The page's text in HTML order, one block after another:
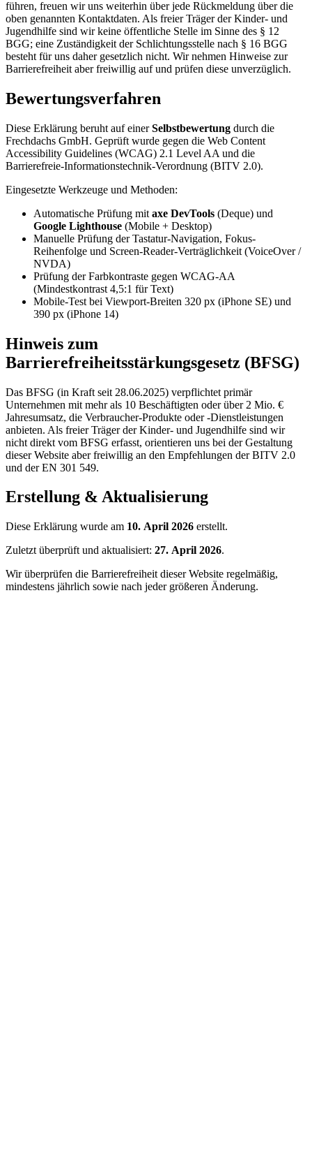
führen, freuen wir uns weiterhin über jede Rückmeldung über die
oben genannten Kontaktdaten. Als freier Träger der Kinder- und
Jugendhilfe sind wir keine öffentliche Stelle im Sinne des § 12
BGG; eine Zuständigkeit der Schlichtungsstelle nach § 16 BGG
besteht für uns daher gesetzlich nicht. Wir nehmen Hinweise zur
Barrierefreiheit aber freiwillig auf und prüfen diese unverzüglich.
Bewertungsverfahren
Diese Erklärung beruht auf einerSelbstbewertung durch die
Frechdachs GmbH. Geprüft wurde gegen die Web Content
Accessibility Guidelines (WCAG) 2.1 Level AA und die
Barrierefreie-Informationstechnik-Verordnung (BITV 2.0).
Eingesetzte Werkzeuge und Methoden:
Automatische Prüfung mit axe DevTools (Deque) und
Google Lighthouse (Mobile + Desktop)
Manuelle Prüfung der Tastatur-Navigation, Fokus-
Reihenfolge und Screen-Reader-Verträglichkeit (VoiceOver /
NVDA)
Prüfung der Farbkontraste gegen WCAG-AA
(Mindestkontrast 4,5:1 für Text)
Mobile-Test bei Viewport-Breiten 320 px (iPhone SE) und
390 px (iPhone 14)
Hinweis zum
Barrierefreiheitsstärkungsgesetz (BFSG)
Das BFSG (in Kraft seit 28.06.2025) verpflichtet primär
Unternehmen mit mehr als 10 Beschäftigten oder über 2 Mio. €
Jahresumsatz, die Verbraucher-Produkte oder -Dienstleistungen
anbieten. Als freier Träger der Kinder- und Jugendhilfe sind wir
nicht direkt vom BFSG erfasst, orientieren uns bei der Gestaltung
dieser Website aber freiwillig an den Empfehlungen der BITV 2.0
und der EN 301 549.
Erstellung & Aktualisierung
Diese Erklärung wurde am 10. April 2026 erstellt.
Zuletzt überprüft und aktualisiert: 27. April 2026.
Wir überprüfen die Barrierefreiheit dieser Website regelmäßig,
mindestens jährlich sowie nach jeder größeren Änderung.